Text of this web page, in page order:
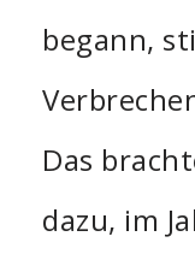
begann,
Das
dazu, im